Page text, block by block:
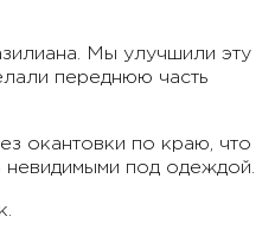
Мы улучшили эту
переднюю часть
окантовки по краю, что
невидимыми под одеждой.